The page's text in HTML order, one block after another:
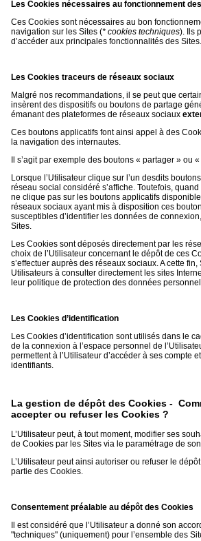
Les Cookies nécessaires au fonctionnement
Ces Cookies sont nécessaires au bon
navigation sur les Sites (* cookies techniques). Ils
d’accéder aux principales fonctionnalités des Sites.
Les Cookies traceurs de réseaux sociaux
Malgré nos recommandations, il se peut que
insèrent des dispositifs ou boutons de partage
émanant des plateformes de réseaux sociaux
Ces boutons applicatifs font ainsi appel à des
la navigation des internautes.
Il s’agit par exemple des boutons « partager » ou «
Lorsque l’Utilisateur clique sur l’un desdits
réseau social considéré s’affiche. Toutefois,
ne clique pas sur les boutons applicatifs
réseaux sociaux ayant mis à disposition ces
susceptibles d’identifier les données de
Sites.
Les Cookies sont déposés directement par les
choix de l’Utilisateur concernant le dépôt de ces
s’effectuer auprès des réseaux sociaux. A cette
Utilisateurs à consulter directement les sites
leur politique de protection des données
Les Cookies d’identification
Les Cookies d’identification sont utilisés dans le
de la connexion à l’espace personnel de
permettent à l’Utilisateur d’accéder à ses compte
identifiants.
La gestion de dépôt des Cookies -
accepter ou refuser les Cookies ?
L’Utilisateur peut, à tout moment, modifier ses
de Cookies par les Sites via le paramétrage de
L’Utilisateur peut ainsi autoriser ou refuser le
partie des Cookies.
Consentement préalable au dépôt des Cookies
Il est considéré que l’Utilisateur a donné son
"techniques" (uniquement) pour l’ensemble des